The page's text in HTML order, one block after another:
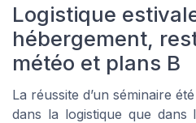
Logistique
hébergement,
météo et plans B
La réussite d’un séminaire
dans la logistique que dans